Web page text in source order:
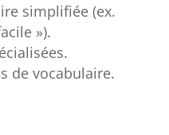
simplifiée (ex.
»).
de vocabulaire.